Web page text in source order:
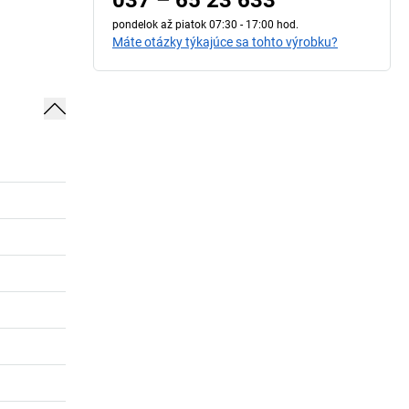
pondelok až piatok 07:30 - 17:00 hod.
Máte otázky týkajúce sa tohto výrobku?